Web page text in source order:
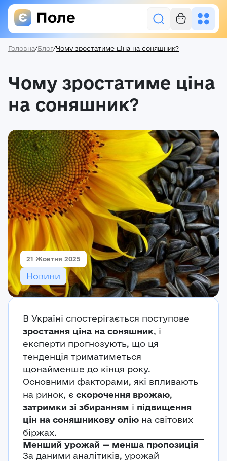
Увійти
Засоби захисту рослин
Насіння
Добрива
Акції
Про нас
Блог
Контакти
Реєстрація
Ми на зв’язку
(096) 556 55 56
м.Київ, вулиця Василя Кучера, будинок 3
Закрити
Головна/Блог/Чому зростатиме ціна на соняшник?
Чому зростатиме ціна
на соняшник?
21 Жовтня 2025
Новини
В Україні спостерігається поступове
зростання ціна на соняшник, і
експерти прогнозують, що ця
тенденція триматиметься
щонайменше до кінця року.
Основними факторами, які впливають
на ринок, є скорочення врожаю,
затримки зі збиранням і підвищення
цін на соняшникову олію на світових
біржах.
Менший урожай — менша пропозиція
За даними аналітиків, урожай